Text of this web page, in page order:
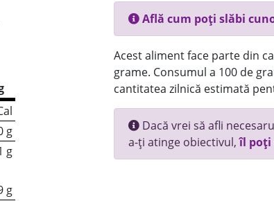
g
g
g
Află cum poți slăbi
Acest aliment face parte din
grame. Consumul a 100 de
cantitatea zilnică estimată
Dacă vrei să afli
a-ți atinge obiectivul,îl poți